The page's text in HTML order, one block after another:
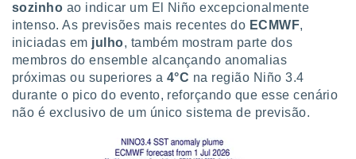
sozinho ao indicar um El Niño excepcionalmente
intenso. As previsões mais recentes do ECMWF,
iniciadas em julho, também mostram parte dos
membros do ensemble alcançando anomalias
próximas ou superiores a 4°C na região Niño 3.4
durante o pico do evento, reforçando que esse cenário
não é exclusivo de um único sistema de previsão.